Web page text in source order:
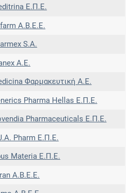
Ε.Π.Ε.
Α.Β.Ε.Ε.
S.A.
A.E.
Φαρμακευτική Α.Ε.
Pharma Hellas Ε.Π.Ε.
Pharmaceuticals Ε.Π.Ε.
Pharm Ε.Π.Ε.
Materia Ε.Π.Ε.
Α.Β.Ε.Ε.